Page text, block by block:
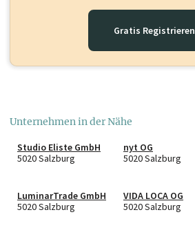
Gratis Registrieren
Unternehmen in der Nähe
Studio Eliste GmbH
5020 Salzburg
nyt OG
5020 Salzburg
LuminarTrade GmbH
5020 Salzburg
VIDA LOCA OG
5020 Salzburg